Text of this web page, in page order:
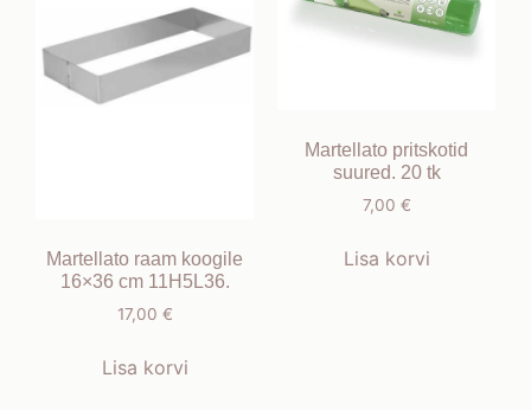
Martellato raam koogile
16×36 cm 11H5L36.
17,00 €
Lisa korvi
Martellato pritskotid
suured. 20 tk
7,00 €
Lisa korvi